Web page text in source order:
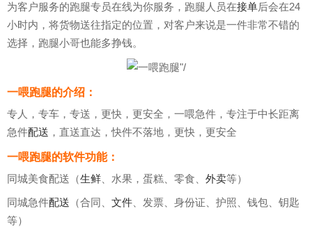
为客户服务的跑腿专员在线为你服务，跑腿人员在接单后会在24
小时内，将货物送往指定的位置，对客户来说是一件非常不错的
选择，跑腿小哥也能多挣钱。
一喂跑腿的介绍：
专人，专车，专送，更快，更安全，一喂急件，专注于中长距离
急件配送 ，直送直达，快件不落地，更快，更安全
一喂跑腿的软件功能：
同城美食配送（生鲜 、水果，蛋糕、零食、 外卖等）
同城急件配送 （合同、 文件 、发票、身份证、护照、钱包、钥匙
等）